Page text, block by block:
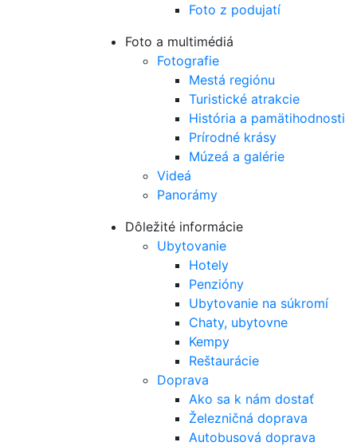
Foto z podujatí
Foto a multimédiá
Fotografie
Mestá regiónu
Turistické atrakcie
História a pamätihodnosti
Prírodné krásy
Múzeá a galérie
Videá
Panorámy
Dôležité informácie
Ubytovanie
Hotely
Penzióny
Ubytovanie na súkromí
Chaty, ubytovne
Kempy
Reštaurácie
Doprava
Ako sa k nám dostať
Železničná doprava
Autobusová doprava